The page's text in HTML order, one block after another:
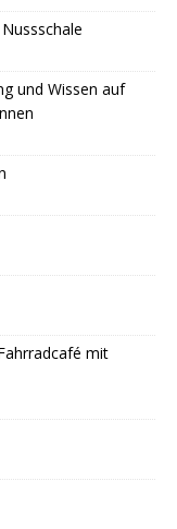
und Wissen auf
mit